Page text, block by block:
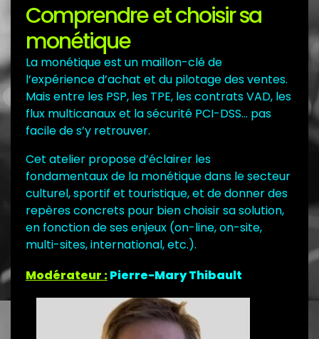
Comprendre et choisir sa
monétique
La monétique est un maillon-clé de
l’expérience d’achat et du pilotage des ventes.
Mais entre les PSP, les TPE, les contrats VAD, les
flux multicanaux et la sécurité PCI-DSS… pas
facile de s’y retrouver.
Cet atelier propose d’éclairer les
fondamentaux de la monétique dans le secteur
culturel, sportif et touristique, et de donner des
repères concrets pour bien choisir sa solution,
en fonction de ses enjeux (on-line, on-site,
multi-sites, international, etc.).
Modérateur :Pierre-Mary Thibault